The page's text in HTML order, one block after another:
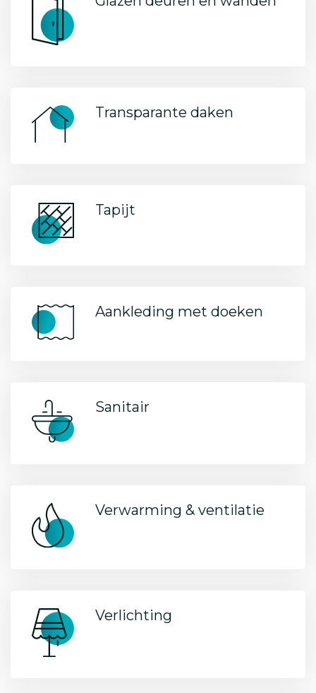
Transparante daken
Tapijt
Aankleding met doeken
Sanitair
Verwarming & ventilatie
Verlichting